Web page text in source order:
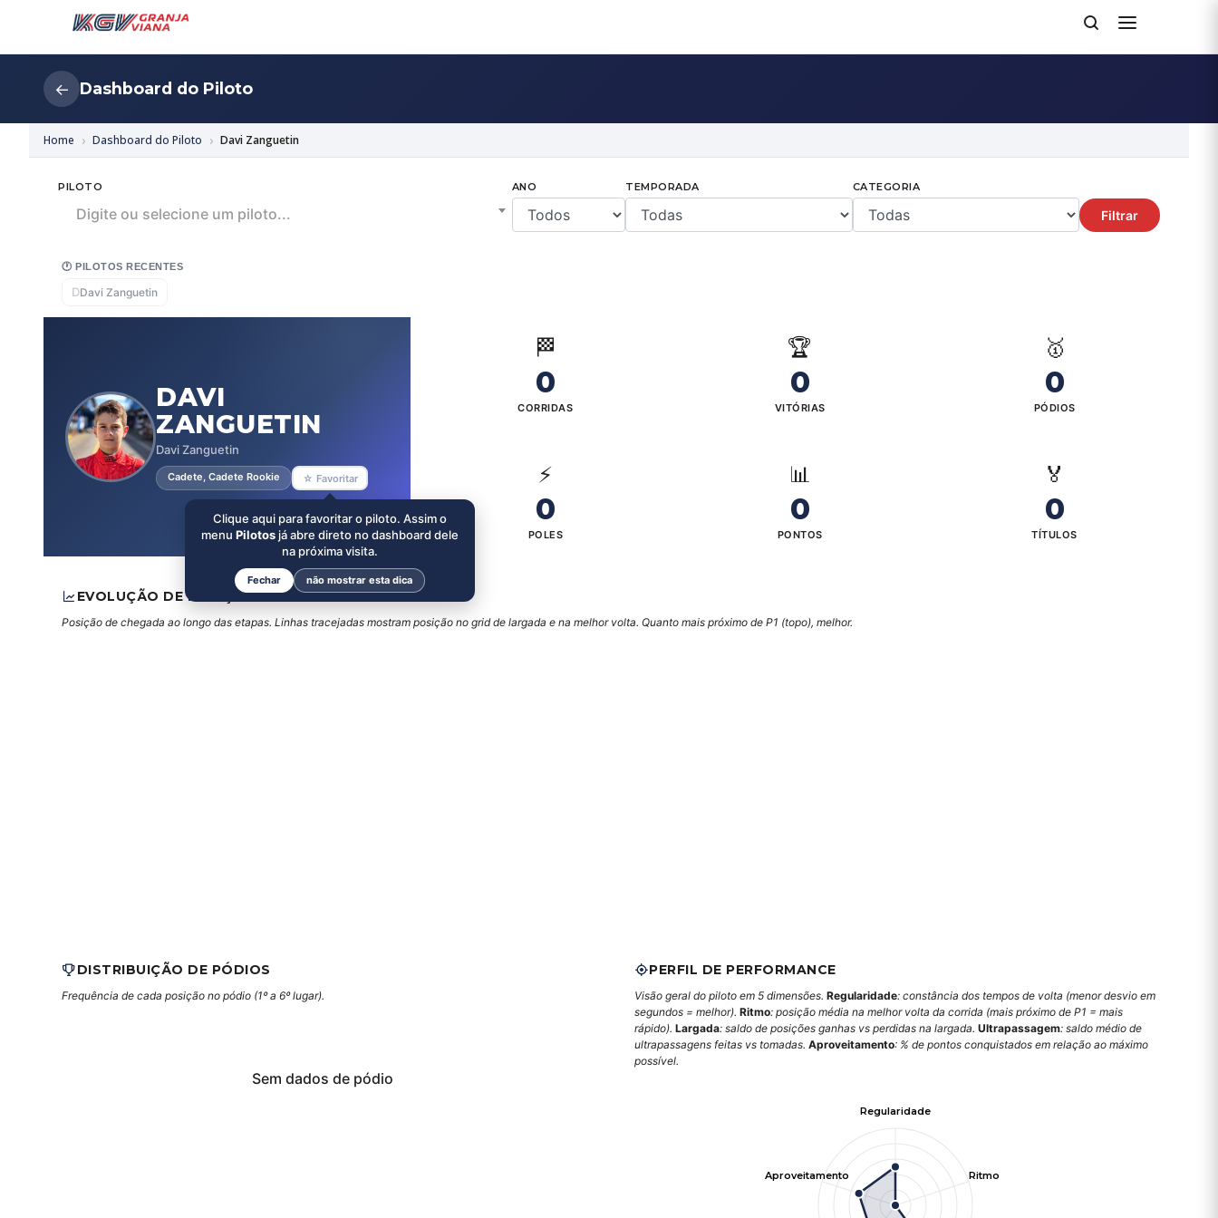
← Dashboard do Piloto
Home Dashboard do Piloto Davi Zanguetin
PILOTO
Digite ou selecione um piloto...
ANO TEMPORADA CATEGORIA
Filtrar
🕐 PILOTOS RECENTES
DDavi Zanguetin
DAVI
ZANGUETIN
Davi Zanguetin
Cadete, Cadete Rookie ☆ Favoritar
🏁
0
CORRIDAS
🏆
0
VITÓRIAS
🥇
0
PÓDIOS
⚡
0
POLES
📊
0
PONTOS
🏅
0
TÍTULOS
EVOLUÇÃO DE POSIÇÕES
Posição de chegada ao longo das etapas. Linhas tracejadas mostram posição no grid de largada e na melhor volta. Quanto mais próximo de P1 (topo), melhor.
DISTRIBUIÇÃO DE PÓDIOS
Frequência de cada posição no pódio (1º a 6º lugar).
Sem dados de pódio
PERFIL DE PERFORMANCE
Visão geral do piloto em 5 dimensões. Regularidade: constância dos tempos de volta (menor desvio em
segundos = melhor). Ritmo: posição média na melhor volta da corrida (mais próximo de P1 = mais
rápido). Largada: saldo de posições ganhas vs perdidas na largada. Ultrapassagem: saldo médio de
ultrapassagens feitas vs tomadas. Aproveitamento: % de pontos conquistados em relação ao máximo
possível.
Regularidade
Ritmo
Aproveitamento
Clique aqui para favoritar o piloto. Assim o
menu Pilotos já abre direto no dashboard dele
na próxima visita.
Fechar não mostrar esta dica